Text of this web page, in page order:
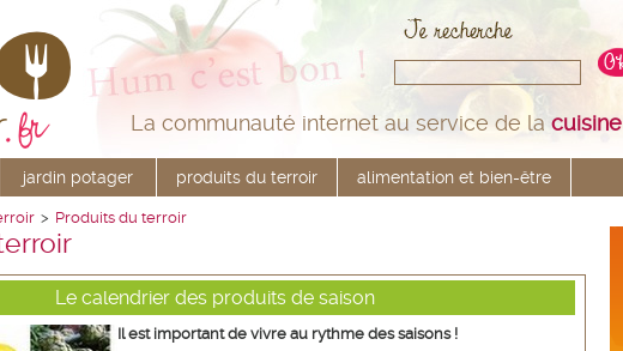
La communauté internet au service de la cuisine
jardin potager produits du terroir alimentation et bien-être
> Produits du terroir
Le calendrier des produits de saison
Il est important de vivre au rythme des saisons !